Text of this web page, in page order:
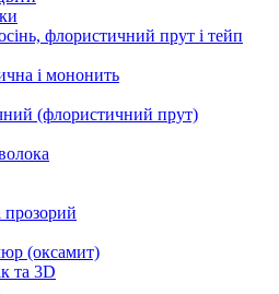
флористичний прут і тейп
і мононить
(флористичний прут)
прозорий
(оксамит)
та 3D